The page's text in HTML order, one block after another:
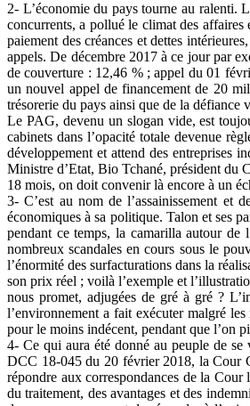
2- L’économie du pays tourne au ralenti.
concurrents, a pollué le climat des affaires
paiement des créances et dettes
appels. De décembre 2017 à ce jour par
de couverture : 12,46 % ; appel du 01
un nouvel appel de financement de 20
trésorerie du pays ainsi que de la défiance
Le PAG, devenu un slogan vide, est
cabinets dans l’opacité totale devenue
développement et attend des entreprises
Ministre d’Etat, Bio Tchané, président du
18 mois, on doit convenir là encore à un
3- C’est au nom de l’assainissement et
économiques à sa politique. Talon et ses
pendant ce temps, la camarilla autour
nombreux scandales en cours sous le
l’énormité des surfacturations dans la
son prix réel ; voilà l’exemple et
nous promet, adjugées de gré à gré ?
l’environnement a fait exécuter malgré
pour le moins indécent, pendant que l’on
4- Ce qui aura été donné au peuple de
DCC 18-045 du 20 février 2018, la Cour
répondre aux correspondances de la
du traitement, des avantages et des